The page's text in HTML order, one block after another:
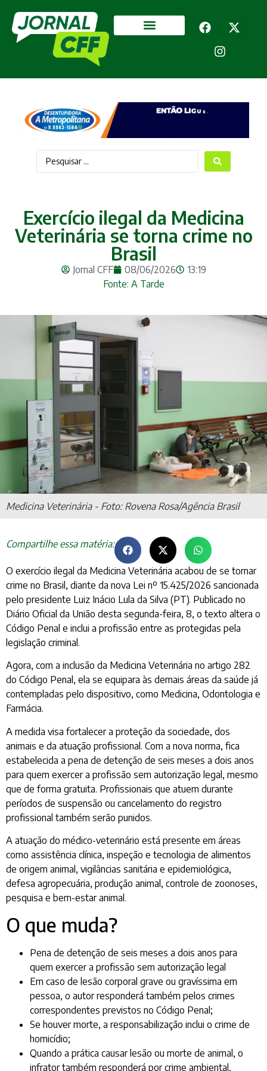
Exercício ilegal da Medicina
Veterinária se torna crime no
Brasil
Jornal CFF 08/06/2026
13:19
Fonte: A Tarde
Medicina Veterinária - Foto: Rovena Rosa/Agência Brasil
Compartilhe essa matéria:
O exercício ilegal da Medicina Veterinária acabou de se tornar
crime no Brasil, diante da nova Lei nº 15.425/2026 sancionada
pelo presidente Luiz Inácio Lula da Silva (PT). Publicado no
Diário Oficial da União desta segunda-feira, 8, o texto altera o
Código Penal e inclui a profissão entre as protegidas pela
legislação criminal.
Agora, com a inclusão da Medicina Veterinária no artigo 282
do Código Penal, ela se equipara às demais áreas da saúde já
contempladas pelo dispositivo, como Medicina, Odontologia e
Farmácia.
A medida visa fortalecer a proteção da sociedade, dos
animais e da atuação profissional. Com a nova norma, fica
estabelecida a pena de detenção de seis meses a dois anos
para quem exercer a profissão sem autorização legal, mesmo
que de forma gratuita. Profissionais que atuem durante
períodos de suspensão ou cancelamento do registro
profissional também serão punidos.
A atuação do médico-veterinário está presente em áreas
como assistência clínica, inspeção e tecnologia de alimentos
de origem animal, vigilâncias sanitária e epidemiológica,
defesa agropecuária, produção animal, controle de zoonoses,
pesquisa e bem-estar animal.
O que muda?
Pena de detenção de seis meses a dois anos para
quem exercer a profissão sem autorização legal
Em caso de lesão corporal grave ou gravíssima em
pessoa, o autor responderá também pelos crimes
correspondentes previstos no Código Penal;
Se houver morte, a responsabilização inclui o crime de
homicídio;
Quando a prática causar lesão ou morte de animal, o
infrator também responderá por crime ambiental,